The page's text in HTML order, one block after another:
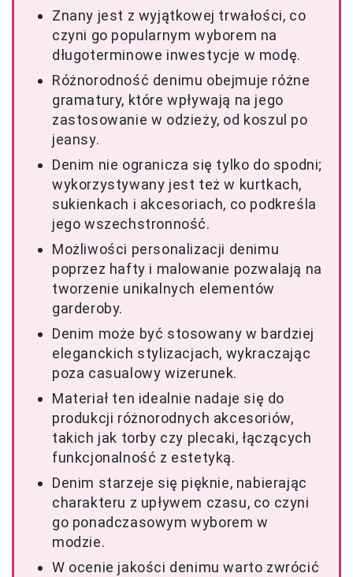
Znany jest z wyjątkowej trwałości, co
czyni go popularnym wyborem na
długoterminowe inwestycje w modę.
Różnorodność denimu obejmuje różne
gramatury, które wpływają na jego
zastosowanie w odzieży, od koszul po
jeansy.
Denim nie ogranicza się tylko do spodni;
wykorzystywany jest też w kurtkach,
sukienkach i akcesoriach, co podkreśla
jego wszechstronność.
Możliwości personalizacji denimu
poprzez hafty i malowanie pozwalają na
tworzenie unikalnych elementów
garderoby.
Denim może być stosowany w bardziej
eleganckich stylizacjach, wykraczając
poza casualowy wizerunek.
Materiał ten idealnie nadaje się do
produkcji różnorodnych akcesoriów,
takich jak torby czy plecaki, łączących
funkcjonalność z estetyką.
Denim starzeje się pięknie, nabierając
charakteru z upływem czasu, co czyni
go ponadczasowym wyborem w
modzie.
W ocenie jakości denimu warto zwrócić